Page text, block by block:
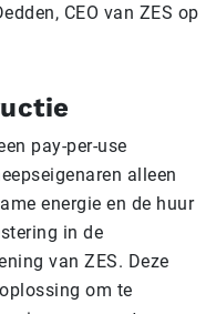
CEO van ZES op
pay-per-use
alleen
energie en de huur
in de
van ZES. Deze
om te